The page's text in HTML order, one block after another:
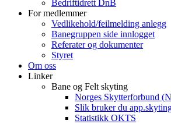
Bedriftidrett DnB
For medlemmer
Vedlikehold/feilmelding anlegg
Banegruppen side innlogget
Referater og dokumenter
Styret
Om oss
Linker
Bane og Felt skyting
Norges Skytterforbund
Slik bruker du
Statistikk OKTS